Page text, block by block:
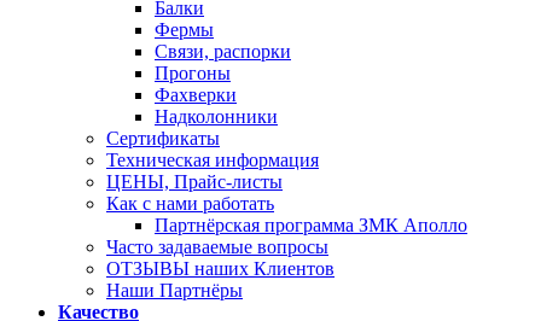
Балки
Фермы
Связи, распорки
Прогоны
Фахверки
Надколонники
Сертификаты
Техническая информация
ЦЕНЫ, Прайс-листы
Как с нами работать
Партнёрская программа ЗМК Аполло
Часто задаваемые вопросы
ОТЗЫВЫ наших Клиентов
Наши Партнёры
Качество